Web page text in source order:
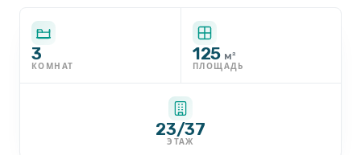
3
КОМНАТ
125 м²
ПЛОЩАДЬ
23/37
ЭТАЖ